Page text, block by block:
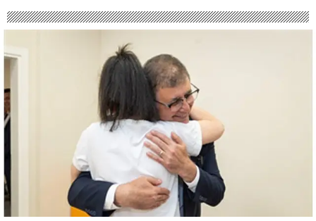
FESTİVALİ” HEYECANI
GAZİOSMANPAŞA’DA